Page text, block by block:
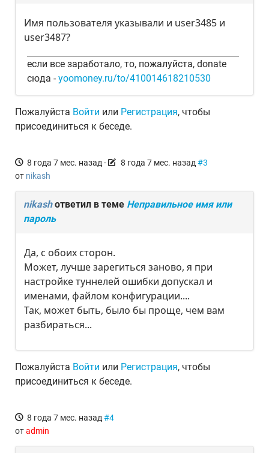
Имя пользователя указывали и user3485 и
user3487?
если все заработало, то, пожалуйста, donate
сюда -yoomoney.ru/to/410014618210530
Пожалуйста Войти или Регистрация, чтобы
присоединиться к беседе.
8 года 7 мес. назад - 8 года 7 мес. назад #3
от nikash
nikashответил в теме Неправильное имя или
пароль
Да, с обоих сторон.
Может, лучше зарегиться заново, я при
настройке туннелей ошибки допускал и
именами, файлом конфигурации....
Так, может быть, было бы проще, чем вам
разбираться...
Пожалуйста Войти или Регистрация, чтобы
присоединиться к беседе.
8 года 7 мес. назад #4
отadmin